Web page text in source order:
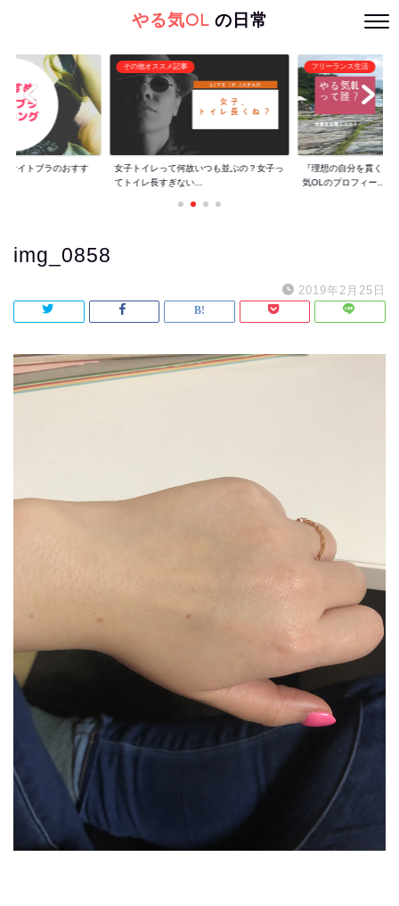
やる気OLの日常
ナイトブラのおすす
その他オススメ記事
女子トイレって何故いつも並ぶの？女子っ
てトイレ長すぎない...
フリーランス生活
『理想の自分を貫くた
気OLのプロフィー...
img_0858
2019年2月25日